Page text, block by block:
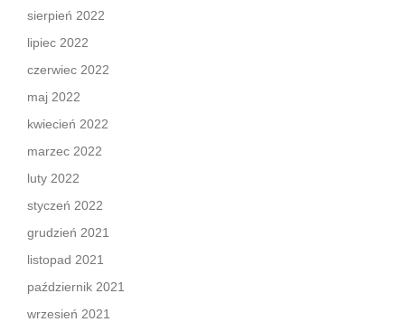
sierpień 2022
lipiec 2022
czerwiec 2022
maj 2022
kwiecień 2022
marzec 2022
luty 2022
styczeń 2022
grudzień 2021
listopad 2021
październik 2021
wrzesień 2021